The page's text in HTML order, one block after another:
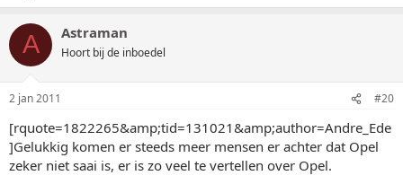
A Astraman
Hoort bij de inboedel
2 jan 2011 #20
[rquote=1822265&amp;tid=131021&amp;author=Andre_Ede
]Gelukkig komen er steeds meer mensen er achter dat Opel
zeker niet saai is, er is zo veel te vertellen over Opel.